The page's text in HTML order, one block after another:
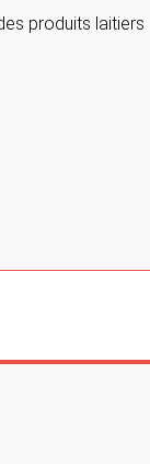
produits laitiers